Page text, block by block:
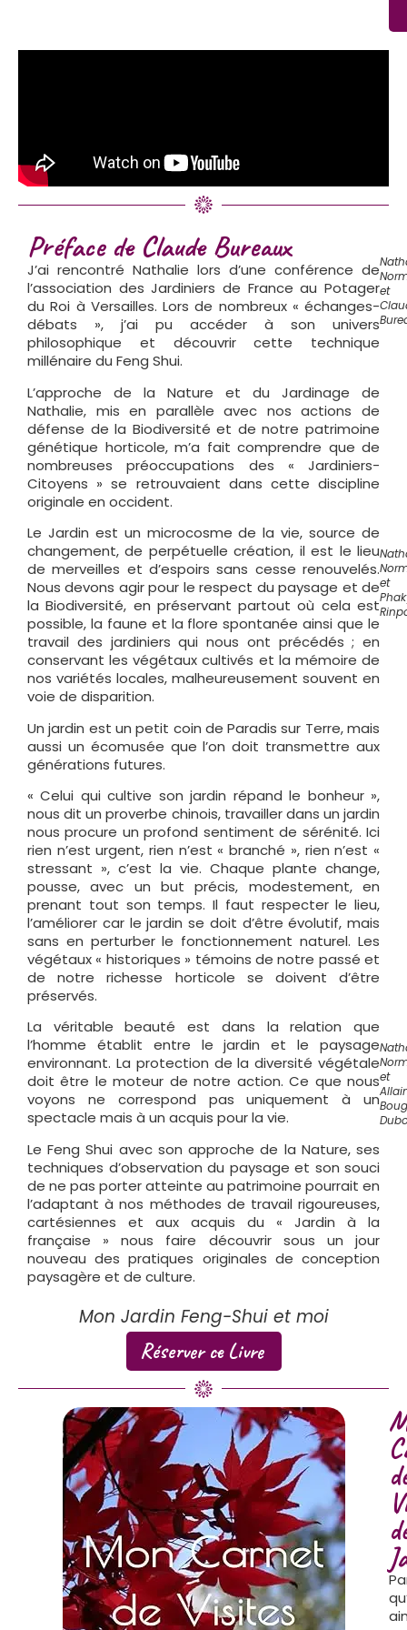
Préface de Claude Bureaux
J’ai rencontré Nathalie lors d’une conférence de
l’association des Jardiniers de France au Potager
du Roi à Versailles. Lors de nombreux « échanges-
débats », j’ai pu accéder à son univers
philosophique et découvrir cette technique
millénaire du Feng Shui.
L’approche de la Nature et du Jardinage de
Nathalie, mis en parallèle avec nos actions de
défense de la Biodiversité et de notre patrimoine
génétique horticole, m’a fait comprendre que de
nombreuses préoccupations des « Jardiniers-
Citoyens » se retrouvaient dans cette discipline
originale en occident.
et
et
Le Jardin est un microcosme de la vie, source de
changement, de perpétuelle création, il est le lieu
de merveilles et d’espoirs sans cesse renouvelés.
Nous devons agir pour le respect du paysage et de
la Biodiversité, en préservant partout où cela est
possible, la faune et la flore spontanée ainsi que le
travail des jardiniers qui nous ont précédés ; en
conservant les végétaux cultivés et la mémoire de
nos variétés locales, malheureusement souvent en
voie de disparition.
Un jardin est un petit coin de Paradis sur Terre, mais
aussi un écomusée que l’on doit transmettre aux
générations futures.
« Celui qui cultive son jardin répand le bonheur »,
nous dit un proverbe chinois, travailler dans un jardin
nous procure un profond sentiment de sérénité. Ici
rien n’est urgent, rien n’est « branché », rien n’est «
stressant », c’est la vie. Chaque plante change,
pousse, avec un but précis, modestement, en
prenant tout son temps. Il faut respecter le lieu,
l’améliorer car le jardin se doit d’être évolutif, mais
sans en perturber le fonctionnement naturel. Les
végétaux « historiques » témoins de notre passé et
de notre richesse horticole se doivent d’être
préservés.
La véritable beauté est dans la relation que
l’homme établit entre le jardin et le paysage
environnant. La protection de la diversité végétale
doit être le moteur de notre action. Ce que nous
voyons ne correspond pas uniquement à un
spectacle mais à un acquis pour la vie.
Le Feng Shui avec son approche de la Nature, ses
techniques d’observation du paysage et son souci
de ne pas porter atteinte au patrimoine pourrait en
l’adaptant à nos méthodes de travail rigoureuses,
cartésiennes et aux acquis du « Jardin à la
française » nous faire découvrir sous un jour
nouveau des pratiques originales de conception
paysagère et de culture.
et
Mon Jardin Feng-Shui et moi
Réserver ce Livre